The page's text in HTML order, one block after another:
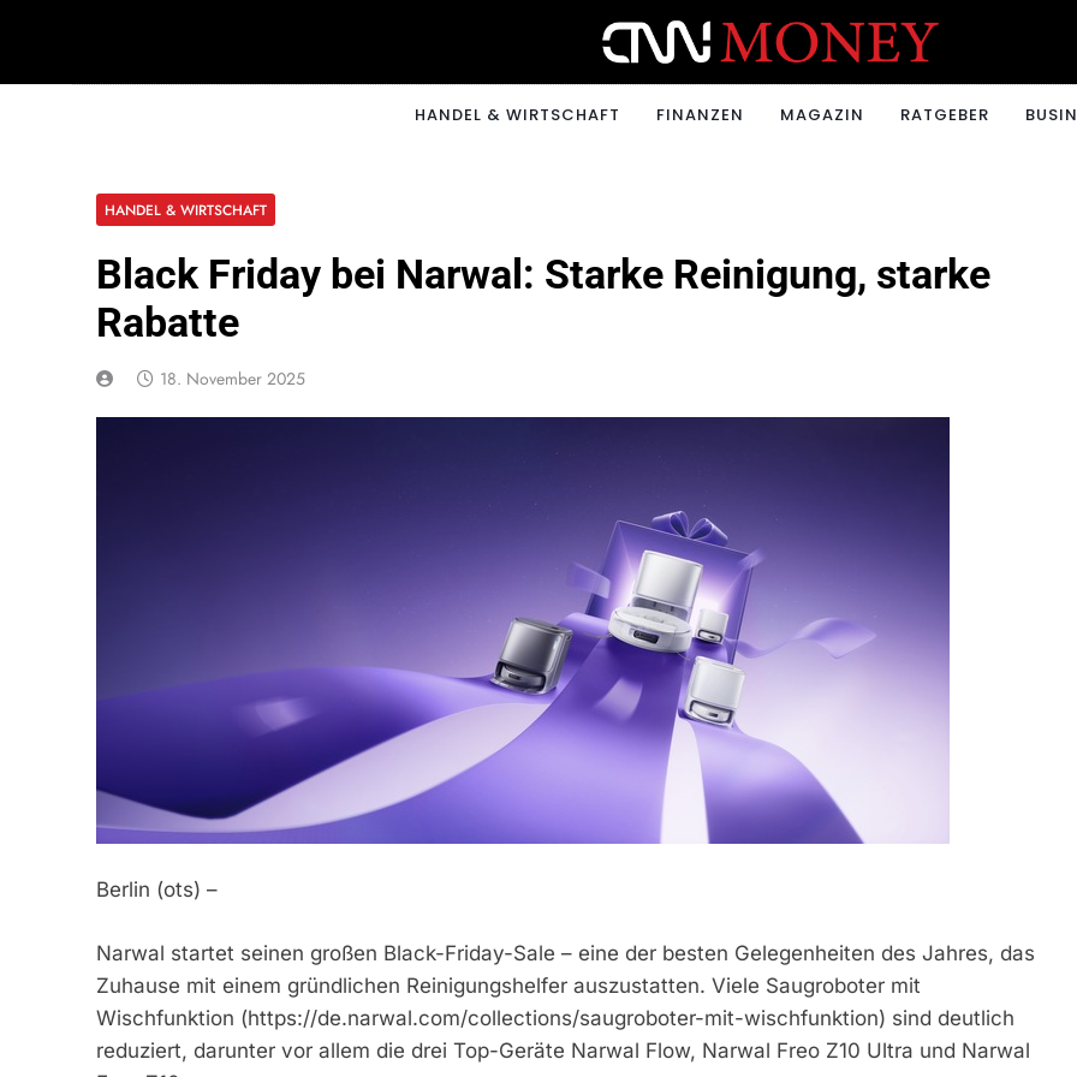
CNNMONEY.CH
HANDEL & WIRTSCHAFT FINANZEN MAGAZIN RATGEBER
HANDEL & WIRTSCHAFT
Black Friday bei Narwal: Starke Reinigung, starke
Rabatte
18. November 2025
Berlin (ots) –
Narwal startet seinen großen Black-Friday-Sale – eine der besten Gelegenheiten des Jahres, das
Zuhause mit einem gründlichen Reinigungshelfer auszustatten. Viele Saugroboter mit
Wischfunktion (https://de.narwal.com/collections/saugroboter-mit-wischfunktion) sind deutlich
reduziert, darunter vor allem die drei Top-Geräte Narwal Flow, Narwal Freo Z10 Ultra und Narwal